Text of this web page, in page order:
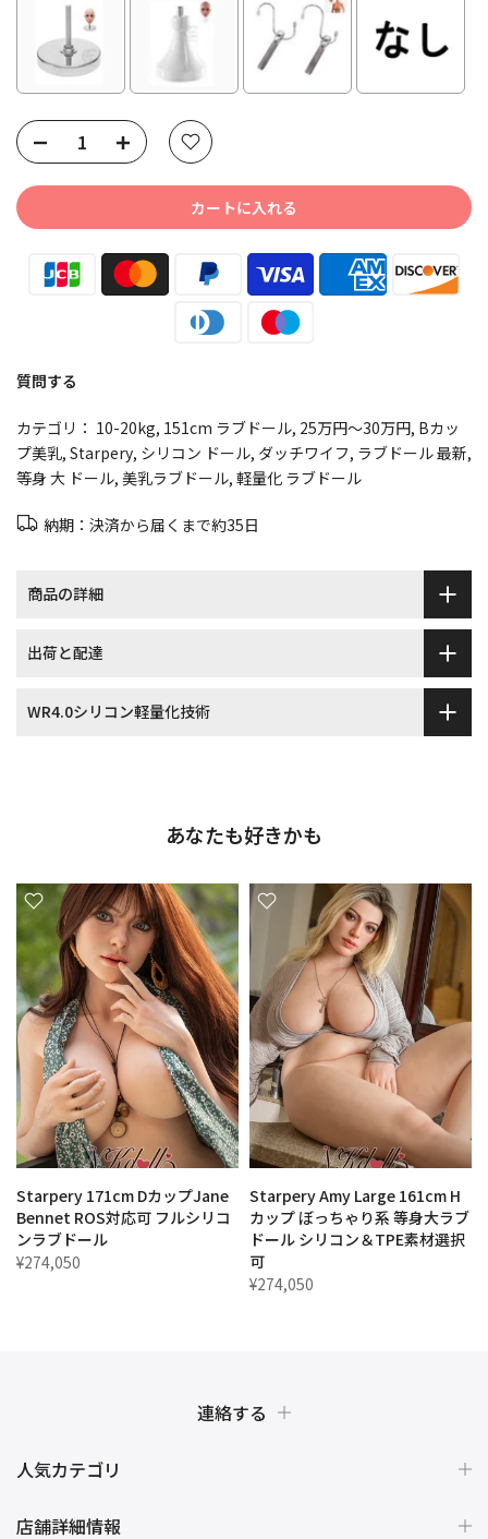
Selection will add to the price
カートに入れる
質問する
カテゴリ： 10-20kg 151cm ラブドール 25万円～30万円 Bカッ
プ美乳 Starpery シリコン ドール ダッチワイフ ラブドール 最新
等身 大 ドール 美乳ラブドール 軽量化 ラブドール
納期：決済から届くまで約35日
商品の詳細
出荷と配達
WR4.0シリコン軽量化技術
あなたも好きかも
Starpery 171cm DカップJane
Bennet ROS対応可 フルシリコ
ンラブドール
¥274,050
Starpery Amy Large 161cm H
カップ ぼっちゃり系 等身大ラブ
ドール シリコン＆TPE素材選択
可
¥274,050
連絡する
人気カテゴリ
店舗詳細情報